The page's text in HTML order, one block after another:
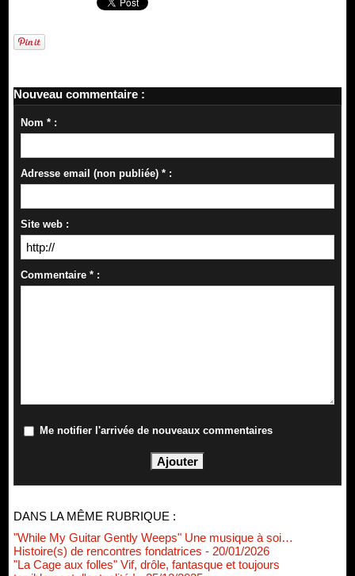
Nouveau commentaire :
Nom * :
Adresse email (non publiée) * :
Site web :
Commentaire * :
Me notifier l'arrivée de nouveaux commentaires
DANS LA MÊME RUBRIQUE :
"While My Guitar Gently Weeps" Une musique à soi…
Histoire(s) de rencontres fondatrices - 20/01/2026
"La Cage aux folles" Vif, drôle, fantasque et toujours